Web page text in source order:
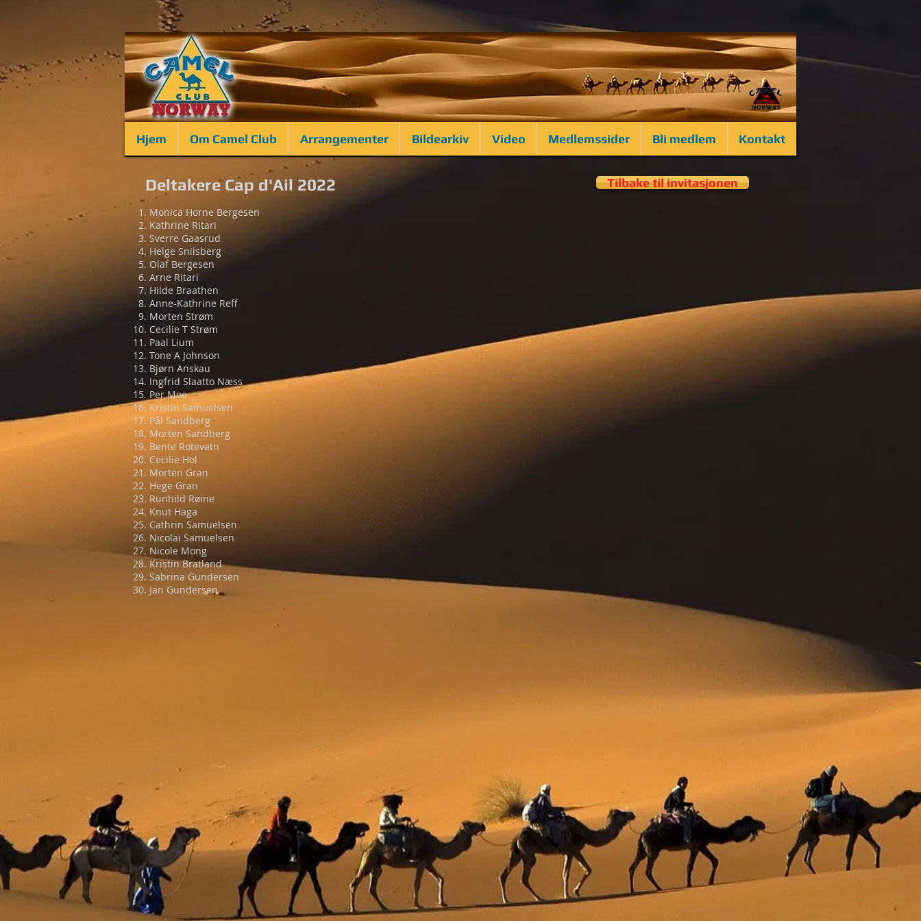
Hjem Om Camel Club Arrangementer Bildearkiv Video Medlemssider Bli medlem Kontakt
Deltakere Cap d'Ail 2022 Tilbake til invitasjonen
Monica Horne Bergesen
Kathrine Ritari
Sverre Gaasrud
Helge Snilsberg
Olaf Bergesen
Arne Ritari
Hilde Braathen
Anne-Kathrine Reff
Morten Strøm
Cecilie T Strøm
Paal Lium
Tone A Johnson
Bjørn Anskau
Ingfrid Slaatto Næss
Per Moe
Kristin Samuelsen
Pål Sandberg
Morten Sandberg
Bente Rotevatn
Cecilie Hol
Morten Gran
Hege Gran
Runhild Røine
Knut Haga
Cathrin Samuelsen
Nicolai Samuelsen
Nicole Mong
Kristin Bratland
Sabrina Gundersen
Jan Gundersen